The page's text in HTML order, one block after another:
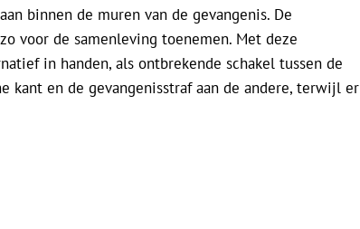
binnen de muren van de gevangenis. De
voor de samenleving toenemen. Met deze
in handen, als ontbrekende schakel tussen de
kant en de gevangenisstraf aan de andere, terwijl er